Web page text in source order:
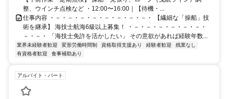
整、ウインチ点検など ・12:00〜16:00｜【待機・...
仕事内容 ・－・－・－・－・－・－・－・－・ 【繊細な「操船」技
術を継承】 海技士航海6級以上募集！ ・－・－・－・－・－・－・
－・－・ 「海技士免許を活かしたい」 その意欲があれば経験年数...
業界未経験者歓迎 変形労働時間制 資格取得支援あり 経験者歓迎
残業なし
有資格者歓迎
食事補助あり
アルバイト・パート